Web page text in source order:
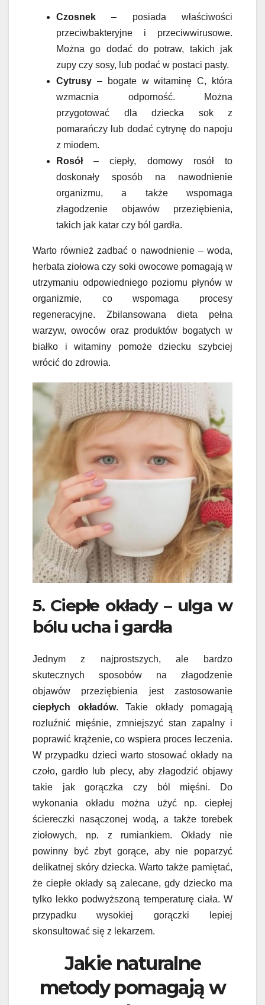
Czosnek – posiada właściwości
przeciwbakteryjne i przeciwwirusowe.
Można go dodać do potraw, takich jak
zupy czy sosy, lub podać w postaci pasty.
Cytrusy – bogate w witaminę C, która
wzmacnia odporność. Można
przygotować dla dziecka sok z
pomarańczy lub dodać cytrynę do napoju
z miodem.
Rosół– ciepły, domowy rosół to
doskonały sposób na nawodnienie
organizmu, a także wspomaga
złagodzenie objawów przeziębienia,
takich jak katar czy ból gardła.
Warto również zadbać o nawodnienie – woda,
herbata ziołowa czy soki owocowe pomagają w
utrzymaniu odpowiedniego poziomu płynów w
organizmie, co wspomaga procesy
regeneracyjne. Zbilansowana dieta pełna
warzyw, owoców oraz produktów bogatych w
białko i witaminy pomoże dziecku szybciej
wrócić do zdrowia.
5. Ciepłe okłady – ulga w
bólu ucha i gardła
Jednym z najprostszych, ale bardzo
skutecznych sposobów na złagodzenie
objawów przeziębienia jest zastosowanie
ciepłych okładów. Takie okłady pomagają
rozluźnić mięśnie, zmniejszyć stan zapalny i
poprawić krążenie, co wspiera proces leczenia.
W przypadku dzieci warto stosować okłady na
czoło, gardło lub plecy, aby złagodzić objawy
takie jak gorączka czy ból mięśni. Do
wykonania okładu można użyć np. ciepłej
ściereczki nasączonej wodą, a także torebek
ziołowych, np. z rumiankiem. Okłady nie
powinny być zbyt gorące, aby nie poparzyć
delikatnej skóry dziecka. Warto także pamiętać,
że ciepłe okłady są zalecane, gdy dziecko ma
tylko lekko podwyższoną temperaturę ciała. W
przypadku wysokiej gorączki lepiej
skonsultować się z lekarzem.
Jakie naturalne
metody pomagają w